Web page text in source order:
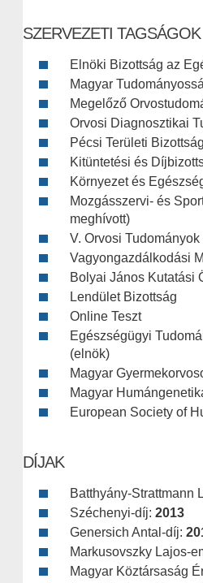
SZERVEZETI TAGSÁGOK
Elnöki Bizottság az
Magyar
Megelőző
Orvosi Diagnosztikai
Pécsi Területi Bizottság
Kitüntetési és
Környezet és
Mozgásszervi- és
meghívott)
V. Orvosi
Vagyongazdálkodási
Bolyai János Kutatási
Lendület Bizottság
Online Teszt
Egészségügyi
(elnök)
Magyar
Magyar
European Society of
DÍJAK
Batthyány-Strattmann
Széchenyi-díj: 2013
Genersich Antal-díj:
Markusovszky Lajos-
Magyar Köztársaság